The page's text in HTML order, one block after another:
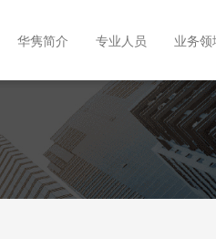
华隽简介 专业人员 业务领